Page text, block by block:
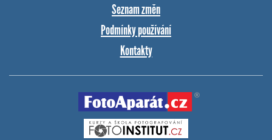
Seznam změn
Podmínky používání
Kontakty